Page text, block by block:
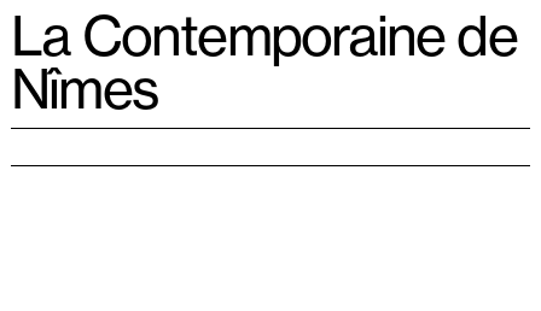
La Contemporaine de
Nîmes